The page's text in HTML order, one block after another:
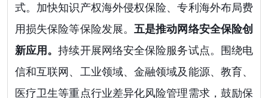
式。加快知识产权海外侵权保险、专利海外布局费
用损失保险等保险发展。 五是推动网络安全保险创
新应用。持续开展网络安全保险服务试点。围绕电
信和互联网、工业领域、金融领域及能源、教育、
医疗卫生等重点行业差异化风险管理需求，鼓励保